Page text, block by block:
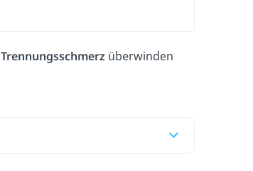
Trennungsschmerz überwinden